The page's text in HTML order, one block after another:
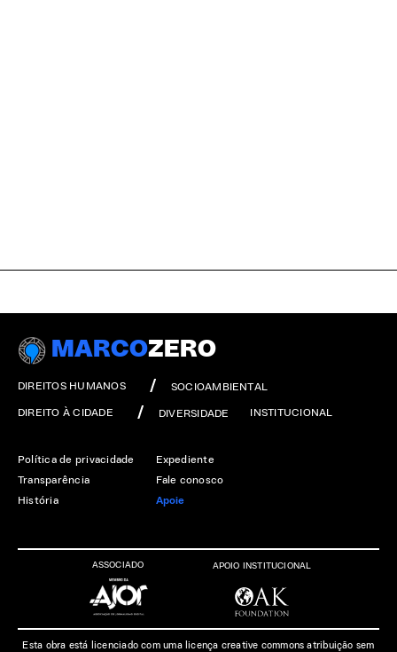
MARCOZERO
DIREITOS HUMANOS SOCIOAMBIENTAL
DIREITO À CIDADE DIVERSIDADE INSTITUCIONAL
Política de privacidade
Transparência
História
Expediente
Fale conosco
Apoie
ASSOCIADO APOIO INSTITUCIONAL
Esta obra está licenciado com uma licença creative commons atribuição sem